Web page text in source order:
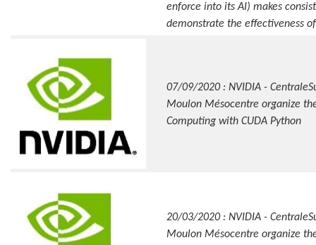
enforce into its AI) makes
demonstrate the effectiveness
07/09/2020 : NVIDIA -
Moulon Mésocentre organize
Computing with CUDA Python
20/03/2020 : NVIDIA -
Moulon Mésocentre organize